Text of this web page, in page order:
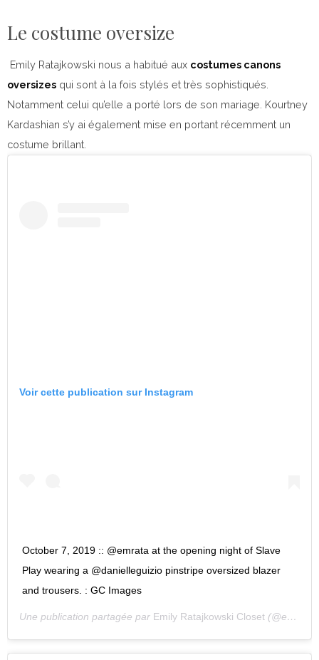
Le costume oversize
Emily Ratajkowski nous a habitué aux costumes canons
oversizes qui sont à la fois stylés et très sophistiqués.
Notamment celui qu’elle a porté lors de son mariage. Kourtney
Kardashian s’y ai également mise en portant récemment un
costume brillant.
Voir cette publication sur Instagram
October 7, 2019 :: @emrata at the opening night of Slave
Play wearing a @danielleguizio pinstripe oversized blazer
and trousers. : GC Images
Une publication partagée par Emily Ratajkowski Closet (@emratastyle) le